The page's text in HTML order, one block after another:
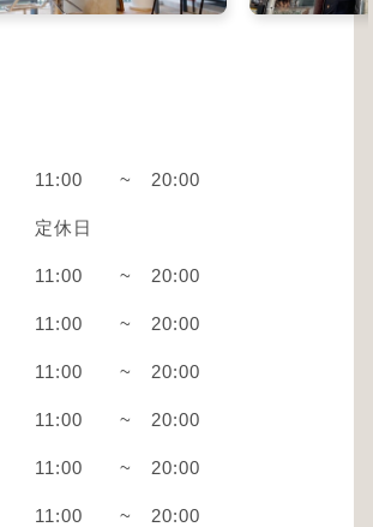
11:00 ~ 20:00
定休日
11:00 ~ 20:00
11:00 ~ 20:00
11:00 ~ 20:00
11:00 ~ 20:00
11:00 ~ 20:00
11:00 ~ 20:00